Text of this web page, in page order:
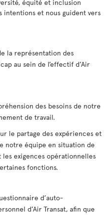
équité et inclusion
et nous guident vers
la représentation des
au sein de l’effectif d’Air
des besoins de notre
de travail.
le partage des expériences et
notre équipe en situation de
exigences opérationnelles
fonctions.
d’auto-
d’Air Transat, afin que